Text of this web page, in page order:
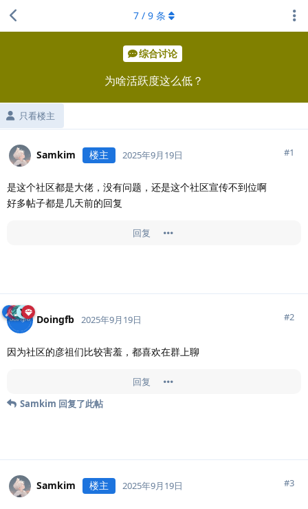
综合讨论
为啥活跃度这么低？
只看楼主
7 / 9 条
Samkim 楼主 2025年9月19日 #1
是这个社区都是大佬，没有问题，还是这个社区宣传不到位啊
好多帖子都是几天前的回复
回复
Doingfb 2025年9月19日 #2
因为社区的彦祖们比较害羞，都喜欢在群上聊
回复
Samkim 回复了此帖
Samkim 楼主 2025年9月19日 #3